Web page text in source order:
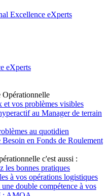
eXperts
Opérationnelle
et vos problèmes visibles
au Manager de terrain
au quotidien
en Fonds de Roulement
c'est aussi :
les bonnes pratiques
à vos opérations logistiques
double compétence à vos